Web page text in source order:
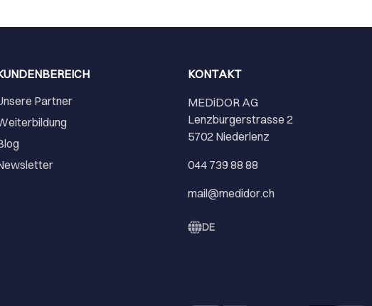
Partner
KONTAKT
MEDiDOR AG
Lenzburgerstrasse 2
5702 Niederlenz
044 739 88 88
mail@medidor.ch
DE